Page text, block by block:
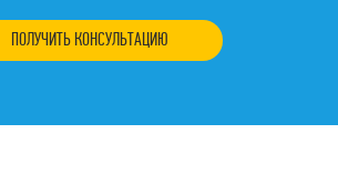
ПОЛУЧИТЬ КОНСУЛЬТАЦИЮ